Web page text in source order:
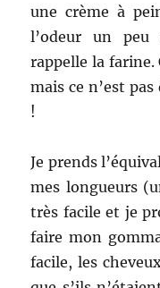
une crème à
l’odeur un
rappelle la farine.
mais ce n’est
!
Je prends
mes longueurs
très facile et je
faire mon
facile, les